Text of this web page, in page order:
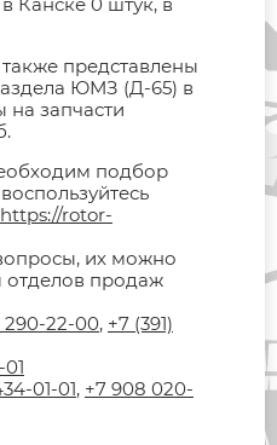
представлены
ЮМЗ (Д-65) в
на запчасти
подбор
https://rotor-
их можно
отделов продаж
290-22-00, +7 (391)
01-01, +7 908 020-